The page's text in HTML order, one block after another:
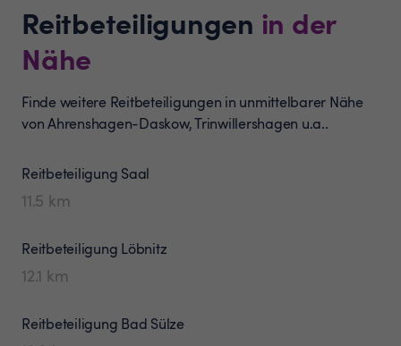
Reitbeteiligungen in der
Nähe
Finde weitere Reitbeteiligungen in unmittelbarer Nähe
von Ahrenshagen-Daskow, Trinwillershagen u.a..
Reitbeteiligung Saal
11.5 km
Reitbeteiligung Löbnitz
12.1 km
Reitbeteiligung Bad Sülze